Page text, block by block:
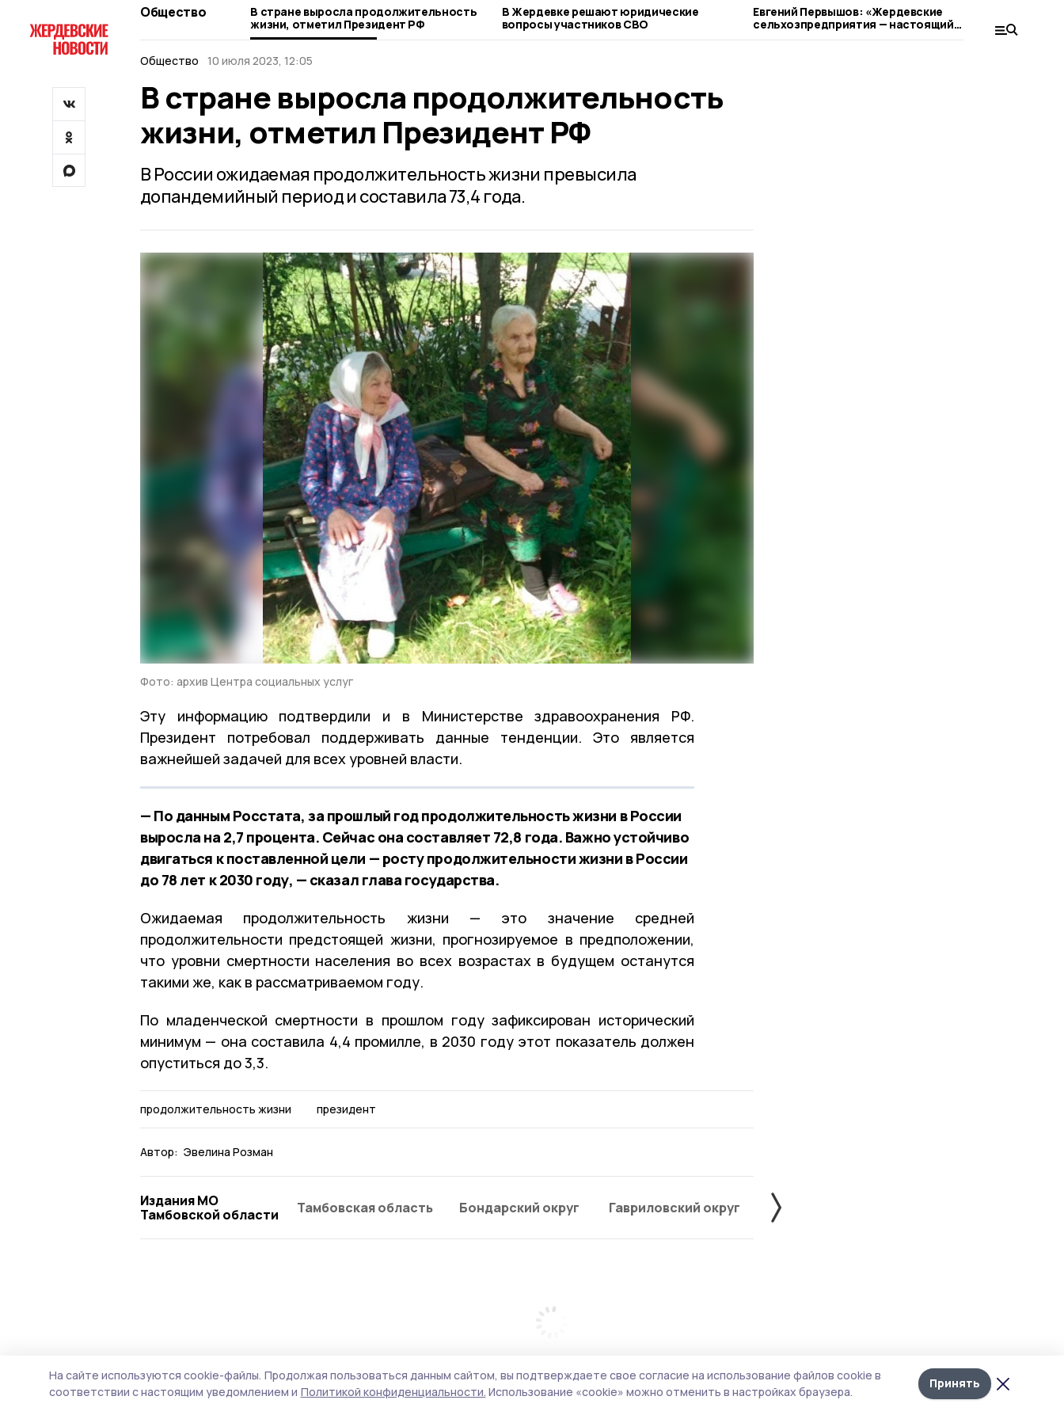
Лента
новостей
Общество
В стране выросла продолжительность
жизни, отметил Президент РФ
В Жердевке решают юридические
вопросы участников СВО
Евгений Первышов: «Жердевские
сельхозпредприятия — настоящий
пример ответственного бизнеса»
Общество 10 июля 2023, 12:05
В стране выросла продолжительность
жизни, отметил Президент РФ
В России ожидаемая продолжительность жизни превысила
допандемийный период и составила 73,4 года.
Фото: архив Центра социальных услуг
Эту информацию подтвердили и в Министерстве здравоохранения РФ.
Президент потребовал поддерживать данные тенденции. Это является
важнейшей задачей для всех уровней власти.
— По данным Росстата, за прошлый год продолжительность жизни в России
выросла на 2,7 процента. Сейчас она составляет 72,8 года. Важно устойчиво
двигаться к поставленной цели — росту продолжительности жизни в России
до 78 лет к 2030 году, — сказал глава государства.
Ожидаемая продолжительность жизни — это значение средней
продолжительности предстоящей жизни, прогнозируемое в предположении,
что уровни смертности населения во всех возрастах в будущем останутся
такими же, как в рассматриваемом году.
По младенческой смертности в прошлом году зафиксирован исторический
минимум — она составила 4,4 промилле, в 2030 году этот показатель должен
опуститься до 3,3.
продолжительность жизни президент
Автор: Эвелина Розман
Издания МО
Тамбовской области
Тамбовская область Бондарский округ Гавриловский округ Знаменский округ
На сайте используются cookie-файлы. Продолжая пользоваться данным сайтом, вы подтверждаете свое согласие на использование файлов cookie в
соответствии с настоящим уведомлением и Политикой конфиденциальности. Использование «cookie» можно отменить в настройках браузера.
Принять